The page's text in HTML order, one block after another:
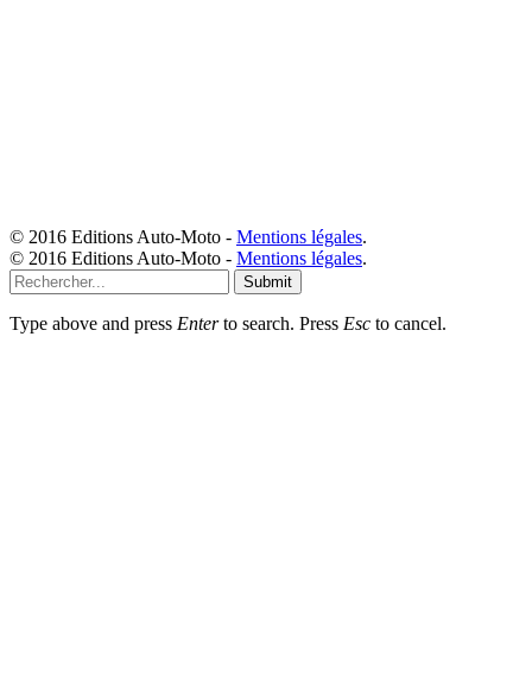
© 2016 Editions Auto-Moto - Mentions légales.
© 2016 Editions Auto-Moto - Mentions légales.
Submit
Type above and press Enterto search. Press Esc to cancel.